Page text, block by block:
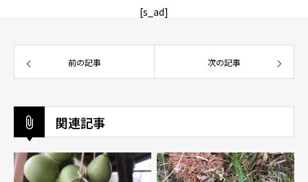
[s_ad]
前の記事 次の記事
関連記事